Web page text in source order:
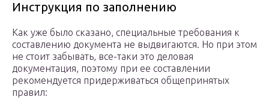
Инструкция по заполнению
Как уже было сказано, специальные требования к
составлению документа не выдвигаются. Но при этом
не стоит забывать, все-таки это деловая
документация, поэтому при ее составлении
рекомендуется придерживаться общепринятых
правил: